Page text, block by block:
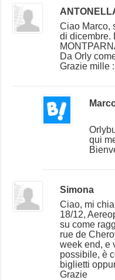
Ciao Marco,
di dicembre.
Da Orly
Grazie mille
qui
Simona
Ciao, mi
18/12,
su come
rue de
week end, e
possibile, è
biglietti
Grazie